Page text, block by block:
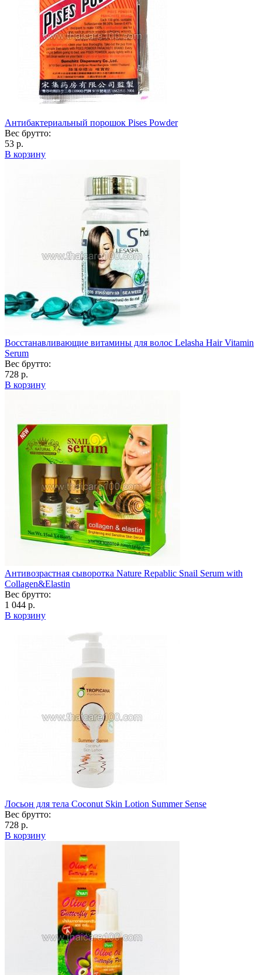
Антибактериальный порошок Pises Powder
Вес брутто:
53 р.
В корзину
Восстанавливающие витамины для волос Lelasha Hair Vitamin
Serum
Вес брутто:
728 р.
В корзину
Антивозрастная сыворотка Naturе Repablic Snail Serum with
Collagen&Elastin
Вес брутто:
1 044 р.
В корзину
Лосьон для тела Coconut Skin Lotion Summer Sense
Вес брутто:
728 р.
В корзину